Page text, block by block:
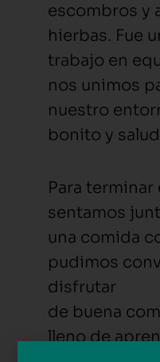
escombros y
hierbas. Fue
trabajo en
nos unimos
nuestro
bonito y
Para terminar
sentamos
una comida
pudimos
disfrutar
de buena
lleno de